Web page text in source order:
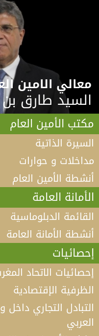
معالي الامين
السيد طارق
مكتب الأمين العام
السيرة الذاتية
مداخلات و حوارات
أنشطة الأمين العام
الأمانة العامة
القائمة الدبلوماسية
أنشطة الأمانة العامة
إحصائيات
إحصائيات الاتحاد
الظرفية الإقتصادية
التبادل التجاري
العربي